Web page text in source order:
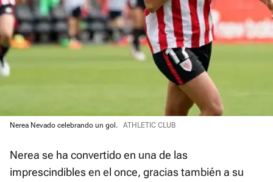
Nerea Nevado celebrando un gol. ATHLETIC CLUB
Nerea se ha convertido en una de las
imprescindibles en el once, gracias también a su